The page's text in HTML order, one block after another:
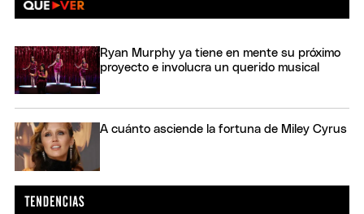
Ryan Murphy ya tiene en mente su próximo
proyecto e involucra un querido musical
A cuánto asciende la fortuna de Miley Cyrus